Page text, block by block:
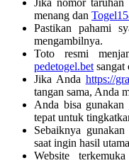
menang dan
Pastikan pahami
mengambilnya.
Toto resmi
pedetogel.bet sangat
Jika Anda https://
tangan sama, Anda
Anda bisa gunakan
tepat untuk
Sebaiknya
saat ingin hasil
Website